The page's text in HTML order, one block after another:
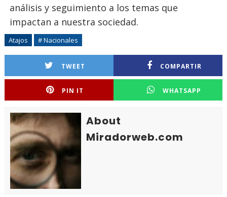
análisis y seguimiento a los temas que
impactan a nuestra sociedad.
Atajos # Nacionales
TWEET COMPARTIR
PIN IT WHATSAPP
About
Miradorweb.com